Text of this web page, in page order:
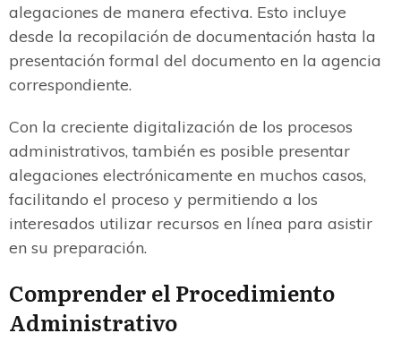
alegaciones de manera efectiva. Esto incluye
desde la recopilación de documentación hasta la
presentación formal del documento en la agencia
correspondiente.
Con la creciente digitalización de los procesos
administrativos, también es posible presentar
alegaciones electrónicamente en muchos casos,
facilitando el proceso y permitiendo a los
interesados utilizar recursos en línea para asistir
en su preparación.
Comprender el Procedimiento
Administrativo